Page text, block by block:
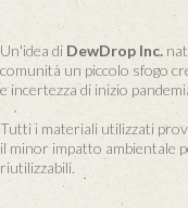
Un'idea di DewDrop Inc.
comunità un piccolo sfogo
e incertezza di inizio
Tutti i materiali utilizzati
il minor impatto ambientale
riutilizzabili.